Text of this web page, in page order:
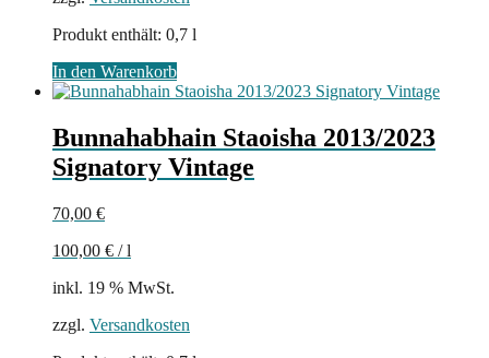
Produkt enthält: 0,7 l
In den Warenkorb
Bunnahabhain Staoisha 2013/2023
Signatory Vintage
70,00 €
100,00 € /l
inkl. 19 % MwSt.
zzgl. Versandkosten